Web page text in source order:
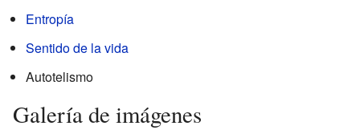
Entropía
Sentido de la vida
Autotelismo
Galería de imágenes